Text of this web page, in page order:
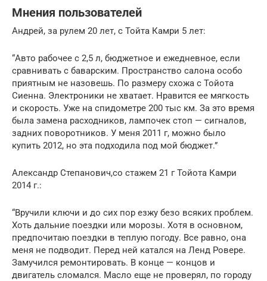
Мнения пользователей
Андрей, за рулем 20 лет, с Тойта Камри 5 лет:
“Авто рабочее с 2,5 л, бюджетное и ежедневное, если
сравнивать с баварским. Пространство салона особо
приятным не назовешь. По размеру схожа с Тойота
Сиенна. Электроники не хватает. Нравится ее мягкость
и скорость. Уже на спидометре 200 тыс км. За это время
была замена расходников, лампочек стоп — сигналов,
задних поворотников. У меня 2011 г, можно было
купить 2012, но эта подходила под мой бюджет.”
Александр Степанович,со стажем 21 г Тойота Камри
2014 г.:
“Вручили ключи и до сих пор езжу безо всяких проблем.
Хоть дальние поездки или морозы. Хотя в основном,
предпочитаю поездки в теплую погоду. Все равно, она
меня не подводит. Перед ней катался на Ленд Ровере.
Замучился ремонтировать. В конце — концов и
двигатель сломался. Масло еще не проверял, по городу